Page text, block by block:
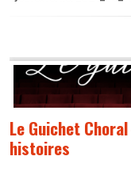
Le Guichet
histoires